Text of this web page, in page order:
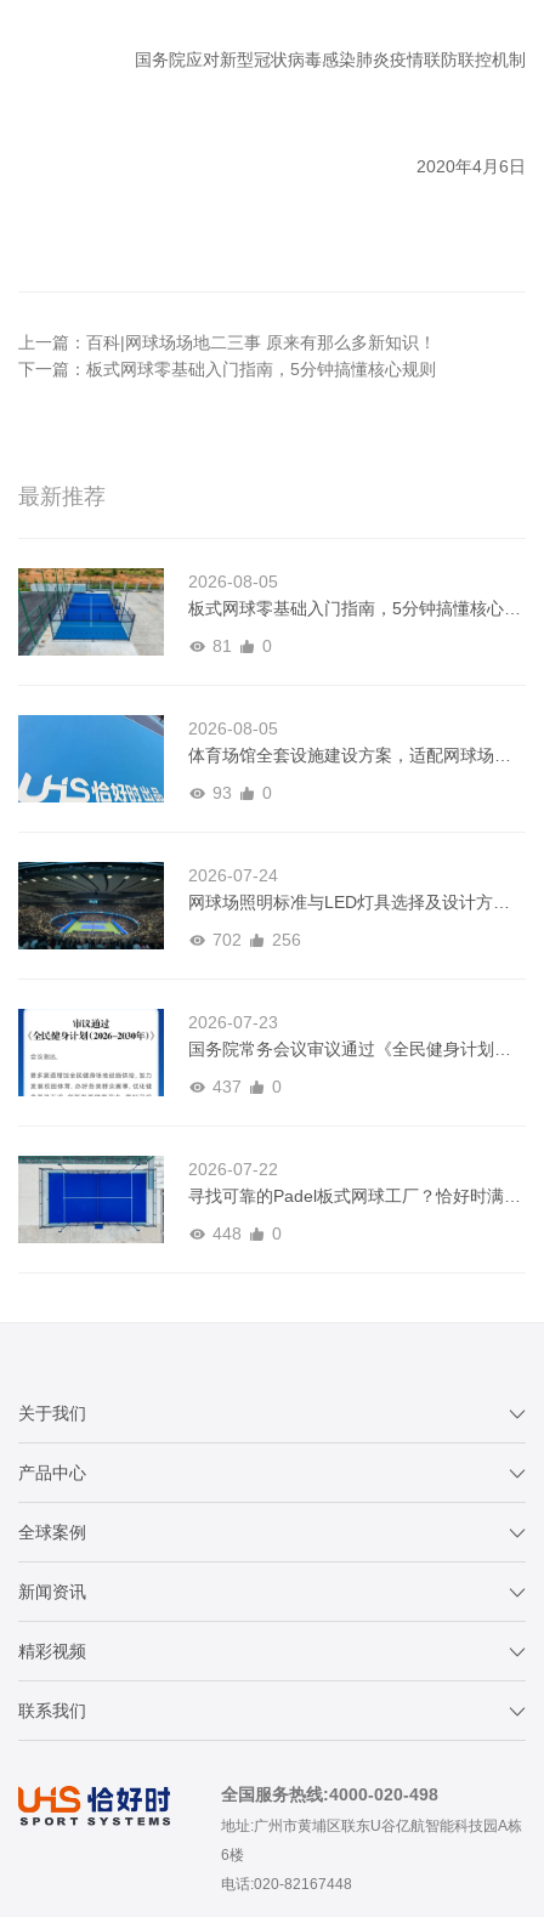
国务院应对新型冠状病毒感染肺炎疫情联防联控机制
2020年4月6日
上一篇： 百科|网球场场地二三事 原来有那么多新知识！
下一篇： 板式网球零基础入门指南，5分钟搞懂核心规则
最新推荐
2026-08-05
板式网球零基础入门指南，5分钟搞懂核心规
81 0
2026-08-05
体育场馆全套设施建设方案，适配网球场、
93 0
2026-07-24
网球场照明标准与LED灯具选择及设计方案
702 256
2026-07-23
国务院常务会议审议通过《全民健身计划
437 0
2026-07-22
寻找可靠的Padel板式网球工厂？恰好时满足
448 0
关于我们
产品中心
全球案例
新闻资讯
精彩视频
联系我们
全国服务热线:4000-020-498
地址:广州市黄埔区联东U谷亿航智能科技园A栋
6楼
电话:020-82167448